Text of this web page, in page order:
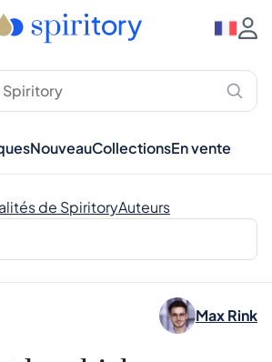
NouveauCollectionsEn vente
de SpiritoryAuteurs
Max Rink